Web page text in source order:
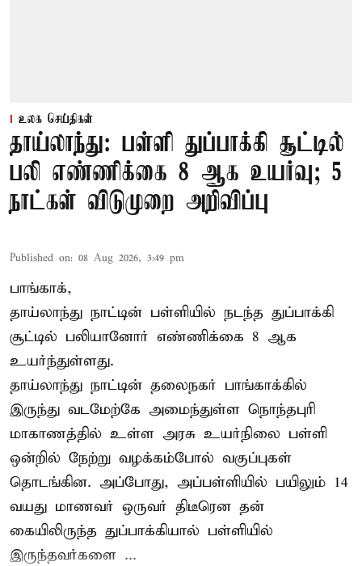
உலக செய்திகள்
தாய்லாந்து: பள்ளி துப்பாக்கி சூட்டில்
பலி எண்ணிக்கை 8 ஆக உயர்வு; 5
நாட்கள் விடுமுறை அறிவிப்பு
Published on: 08 Aug 2026, 3:49 pm
பாங்காக்,
தாய்லாந்து நாட்டின் பள்ளியில் நடந்த துப்பாக்கி
சூட்டில் பலியானோர் எண்ணிக்கை 8 ஆக
உயர்ந்துள்ளது.
தாய்லாந்து நாட்டின் தலைநகர் பாங்காக்கில்
இருந்து வடமேற்கே அமைந்துள்ள நொந்தபுரி
மாகாணத்தில் உள்ள அரசு உயர்நிலை பள்ளி
ஒன்றில் நேற்று வழக்கம்போல் வகுப்புகள்
தொடங்கின. அப்போது, அப்பள்ளியில் பயிலும் 14
வயது மாணவர் ஒருவர் திடீரென தன்
கையிலிருந்த துப்பாக்கியால் பள்ளியில்
இருந்தவர்களை ...